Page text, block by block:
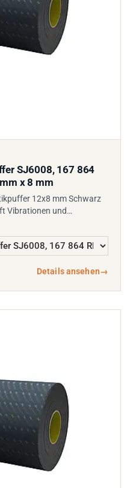
SJ6008, 167 864
x 8 mm
12x8 mm Schwarz
Vibrationen und…
Details ansehen→